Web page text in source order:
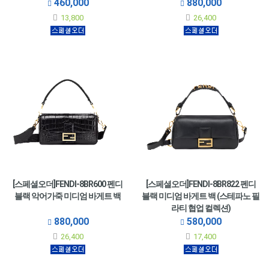
460,000
13,800
880,000
26,400
[스페셜오더]FENDI-8BR600 펜디
블랙 악어가죽 미디엄 바게트 백
880,000
26,400
[스페셜오더]FENDI-8BR822 펜디
블랙 미디엄 바게트 백 (스테파노 필
라티 협업 컬렉션)
580,000
17,400